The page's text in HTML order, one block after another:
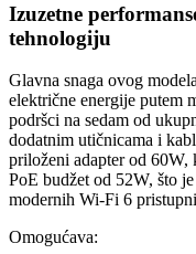
Izuzetne
tehnologiju
Glavna snaga ovog
električne energije putem
podršci na sedam od
dodatnim utičnicama i
priloženi adapter od
PoE budžet od 52W, što
modernih Wi-Fi 6
Omogućava: